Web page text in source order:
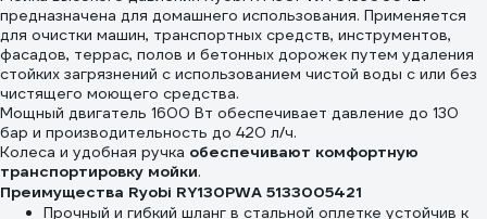
предназначена для домашнего использования. Применяется
для очистки машин, транспортных средств, инструментов,
фасадов, террас, полов и бетонных дорожек путем удаления
стойких загрязнений с использованием чистой воды с или без
чистящего моющего средства.
Мощный двигатель 1600 Вт обеспечивает давление до 130
бар и производительность до 420 л/ч.
Колеса и удобная ручка обеспечивают комфортную
транспортировку мойки.
Преимущества Ryobi RY130PWA 5133005421
Прочный и гибкий шланг в стальной оплетке устойчив к